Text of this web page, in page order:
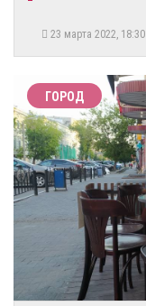
23 марта 2022, 18:30
ГОРОД